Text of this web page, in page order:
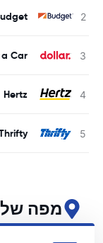
a Car
Hertz
מפה של
ראה את מיקומי